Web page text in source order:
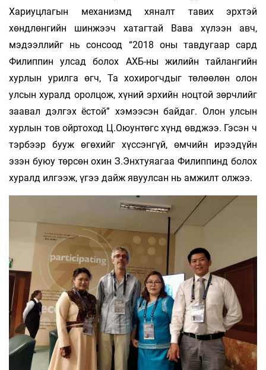
Хариуцлагын механизмд хяналт тавих эрхтэй
хөндлөнгийн шинжээч хатагтай Вава хүлээн авч,
мэдээллийг нь сонсоод “2018 оны тавдугаар сард
Филиппин улсад болох АХБ-ны жилийн тайлангийн
хурлын урилга өгч, Та хохирогчдыг төлөөлөн олон
улсын хуралд оролцож, хүний эрхийн ноцтой зөрчлийг
заавал дэлгэх ёстой” хэмээсэн байдаг. Олон улсын
хурлын тов ойртоход Ц.Оюунтөгс хүнд өвджээ. Гэсэн ч
тэрбээр бууж өгөхийг хүссэнгүй, өмчийн ирээдүйн
эзэн буюу төрсөн охин З.Энхтуяагаа Филиппинд болох
хуралд илгээж, үгээ дайж явуулсан нь амжилт олжээ.